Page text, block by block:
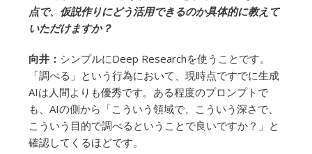
点で、仮説作りにどう活用できるのか具体的に教えて
いただけますか？
向井： シンプルにDeep Researchを使うことです。
「調べる」という行為において、現時点ですでに生成
AIは人間よりも優秀です。ある程度のプロンプトで
も、AIの側から「こういう領域で、こういう深さで、
こういう目的で調べるということで良いですか？」と
確認してくるほどです。